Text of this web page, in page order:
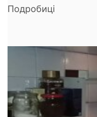
Подробиці